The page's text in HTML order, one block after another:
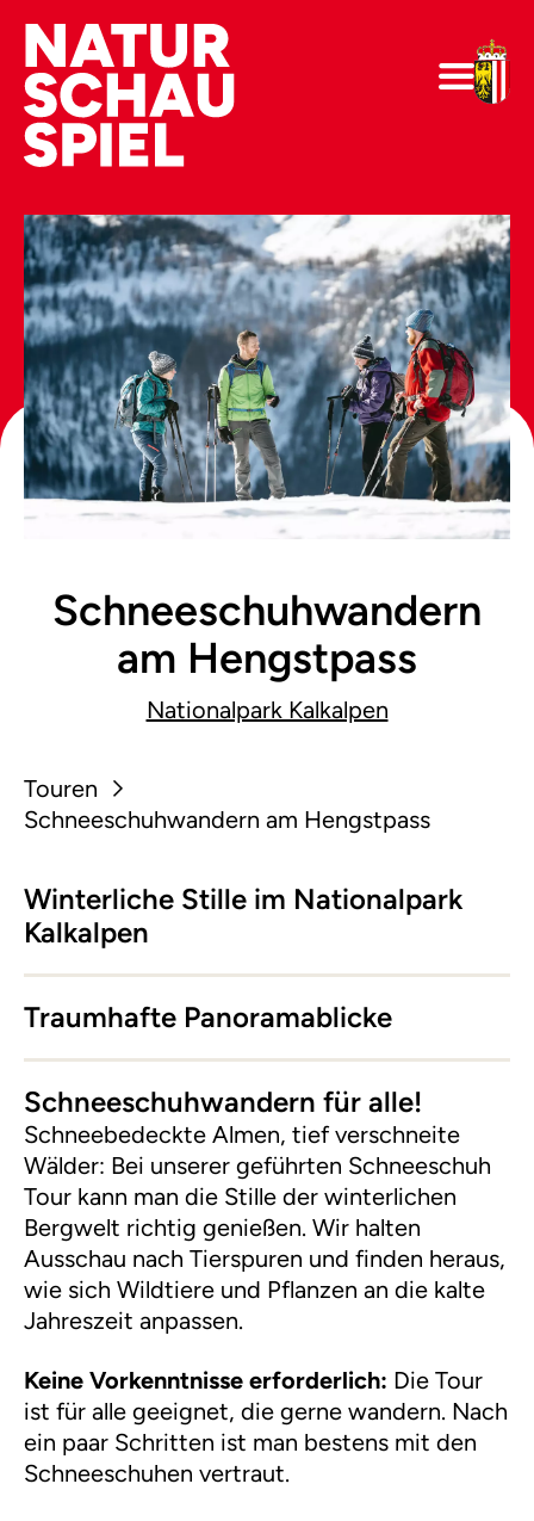
Schneeschuhwandern
am Hengstpass
Nationalpark Kalkalpen
Touren
Schneeschuhwandern am Hengstpass
Winterliche Stille im Nationalpark
Kalkalpen
Traumhafte Panoramablicke
Schneeschuhwandern für alle!
Schneebedeckte Almen, tief verschneite
Wälder: Bei unserer geführten Schneeschuh
Tour kann man die Stille der winterlichen
Bergwelt richtig genießen. Wir halten
Ausschau nach Tierspuren und finden heraus,
wie sich Wildtiere und Pflanzen an die kalte
Jahreszeit anpassen.
Keine Vorkenntnisse erforderlich: Die Tour
ist für alle geeignet, die gerne wandern. Nach
ein paar Schritten ist man bestens mit den
Schneeschuhen vertraut.